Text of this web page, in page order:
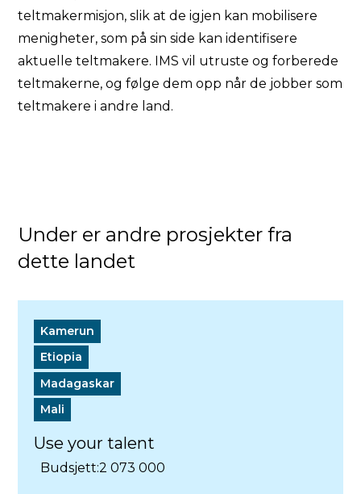
teltmakermisjon, slik at de igjen kan mobilisere
menigheter, som på sin side kan identifisere
aktuelle teltmakere. IMS vil utruste og forberede
teltmakerne, og følge dem opp når de jobber som
teltmakere i andre land.
Under er andre prosjekter fra
dette landet
Kamerun
Etiopia
Madagaskar
Mali
Use your talent
Budsjett:2 073 000